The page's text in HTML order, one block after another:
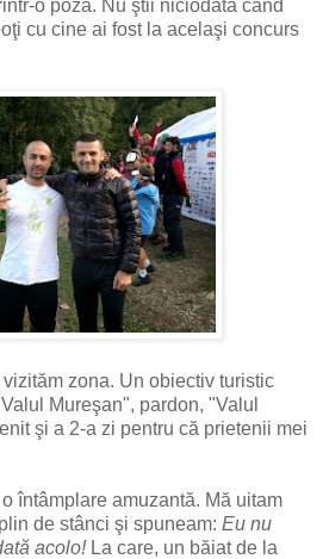
o poză. Nu ştii niciodată când
cu cine ai fost la acelaşi concurs
zona. Un obiectiv turistic
Mureşan", pardon, "Valul
şi a 2-a zi pentru că prietenii mei
întâmplare amuzantă. Mă uitam
de stânci şi spuneam: Eu nu
acolo!La care, un băiat de la